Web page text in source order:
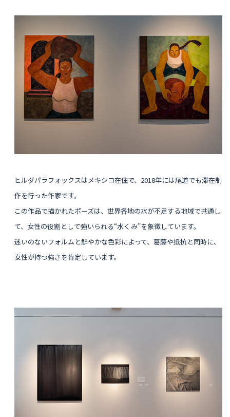
ヒルダパラフォックスはメキシコ在住で、2018年には尾道でも滞在制
作を行った作家です。
この作品で描かれたポーズは、世界各地の水が不足する地域で共通し
て、女性の役割として強いられる“水くみ”を象徴しています。
迷いのないフォルムと鮮やかな色彩によって、葛藤や抵抗と同時に、
女性が持つ強さを肯定しています。